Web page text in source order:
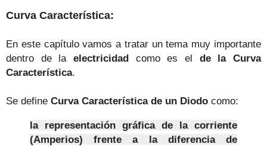
Curva Característica:
En este capítulo vamos a tratar un tema muy importante
dentro de la electricidad como es el de la Curva
Característica.
Se define Curva Característica de un Diodo como:
la representación gráfica de la corriente
(Amperios) frente a la diferencia de